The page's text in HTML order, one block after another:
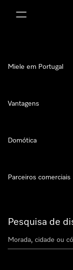
Pesquisa de
Miele em Portugal
Vantagens
Domótica
Parceiros comerciais